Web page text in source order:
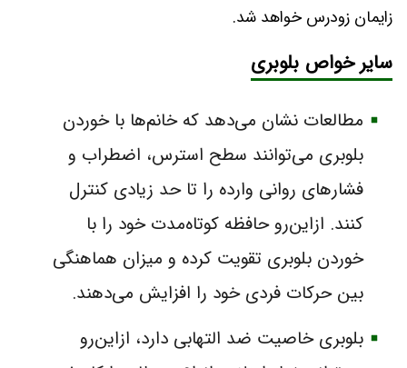
زایمان زودرس خواهد شد.
سایر خواص بلوبری
مطالعات نشان می‌دهد که خانم‌ها با خوردن
بلوبری می‌توانند سطح استرس، اضطراب و
فشارهای روانی وارده را تا حد زیادی کنترل
کنند. ازاین‌رو حافظه کوتاه‌مدت خود را با
خوردن بلوبری تقویت کرده و میزان هماهنگی
بین حرکات فردی خود را افزایش می‌دهند.
بلوبری خاصیت ضد التهابی دارد، ازاین‌رو